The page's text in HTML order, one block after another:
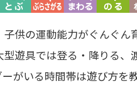
供の運動能力がぐんぐ
遊具では登る・降りる
がいる時間帯は遊び方を